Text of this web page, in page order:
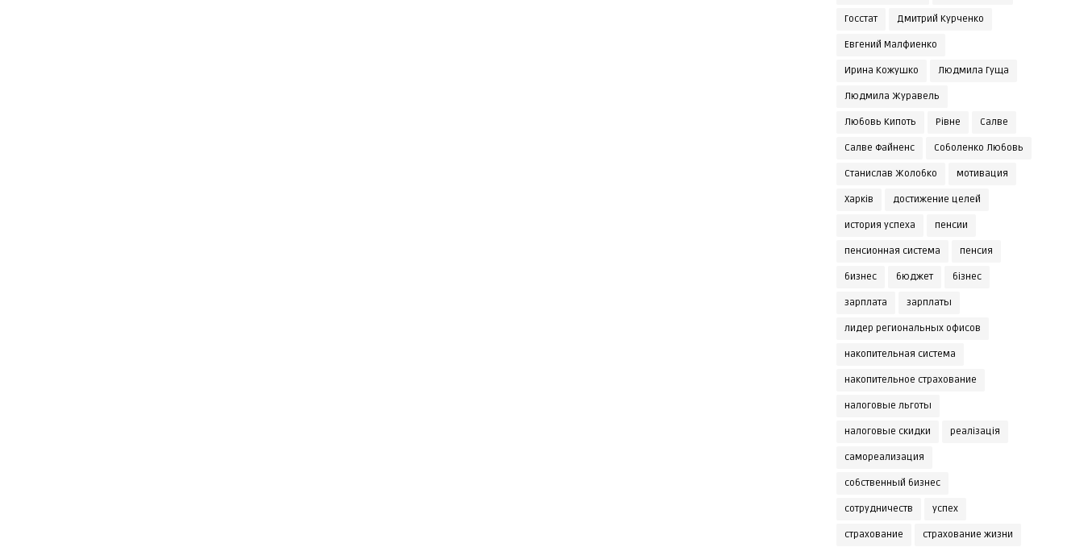
Госстат Дмитрий Курченко
Евгений Малфиенко
Ирина Кожушко Людмила Гуща
Людмила Журавель
Любовь Кипоть Рівне Салве
Салве Файненс Соболенко Любовь
Станислав Жолобко мотивация
Харків достижение целей
история успеха пенсии
пенсионная система пенсия
бизнес бюджет бізнес
зарплата зарплаты
лидер региональных офисов
накопительная система
накопительное страхование
налоговые льготы
налоговые скидки реалізація
самореализация
собственный бизнес
сотрудничеств успех
страхование страхование жизни